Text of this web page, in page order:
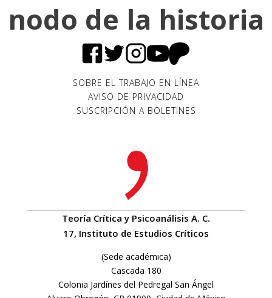
nodo de la historia
SOBRE EL TRABAJO EN LÍNEA
AVISO DE PRIVACIDAD
SUSCRIPCIÓN A BOLETINES
Teoría Crítica y Psicoanálisis A. C.
17, Instituto de Estudios Críticos
(Sede académica)
Cascada 180
Colonia Jardínes del Pedregal San Ángel